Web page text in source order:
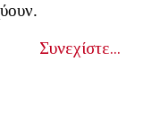
Συνεχίστε...